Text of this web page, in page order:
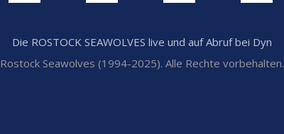
Die ROSTOCK SEAWOLVES live und auf Abruf bei Dyn
Rostock Seawolves (1994-2025). Alle Rechte vorbehalten.